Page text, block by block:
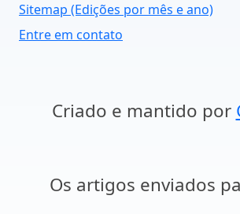
Sitemap (Edições por mês e ano)
Entre em contato
Criado e mantido por
Os artigos enviados